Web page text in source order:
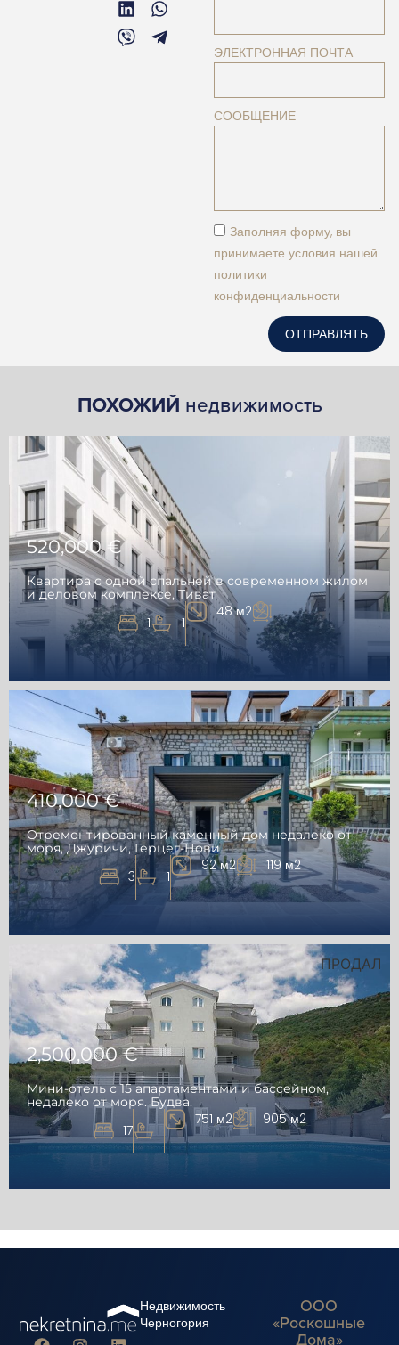
ЭЛЕКТРОННАЯ ПОЧТА
СООБЩЕНИЕ
Заполняя форму, вы
принимаете условия нашей
политики
конфиденциальности
ОТПРАВЛЯТЬ
ПОХОЖИЙ недвижимость
520,000 €
Квартира с одной спальней в современном жилом
и деловом комплексе, Тиват
1 1
48 м2
410,000 €
Отремонтированный каменный дом недалеко от
моря, Джуричи, Герцег-Нови
3 1
92 м2 119 м2
ПРОДАЛ
2,500,000 €
Мини-отель с 15 апартаментами и бассейном,
недалеко от моря. Будва.
17
751 м2 905 м2
Недвижимость
Черногория
ООО
«Роскошные
Дома»